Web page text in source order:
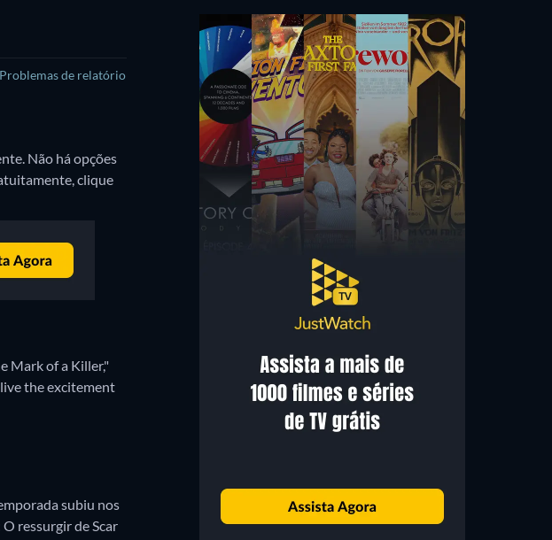
Problemas de relatório
Não há opções
clique
Mark of a Killer,"
the excitement
subiu nos
ressurgir de Scar